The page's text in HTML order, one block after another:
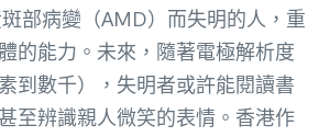
斑部病變（AMD）而失明的人，重
的能力。未來，隨著電極解析度
到數千），失明者或許能閱讀書
至辨識親人微笑的表情。香港作